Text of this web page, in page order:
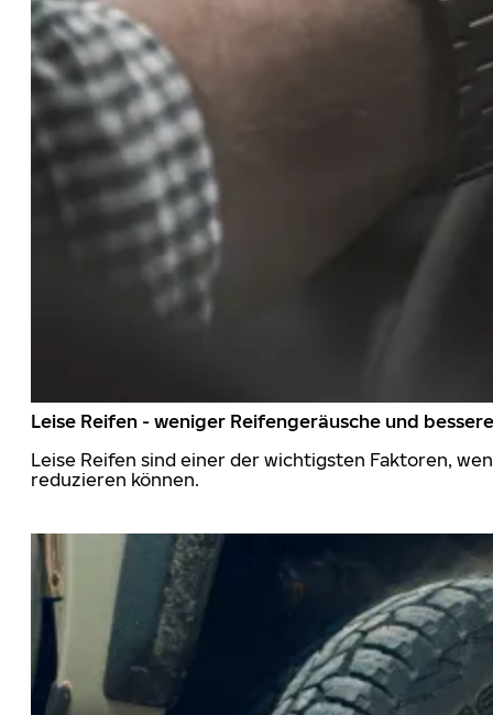
Leise Reifen - weniger Reifengeräusche und
Leise Reifen sind einer der wichtigsten Faktoren,
reduzieren können.